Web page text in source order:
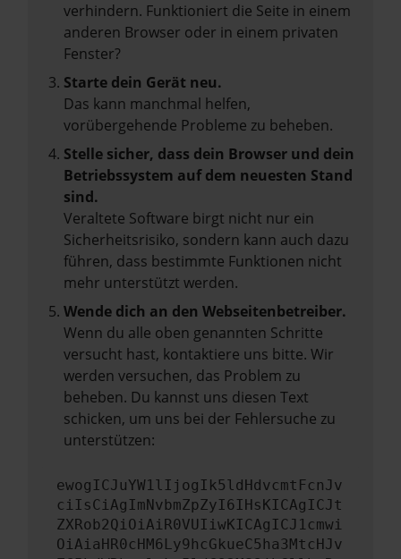
verhindern. Funktioniert die Seite in einem
anderen Browser oder in einem privaten
Fenster?
Starte dein Gerät neu.
Das kann manchmal helfen,
vorübergehende Probleme zu beheben.
Stelle sicher, dass dein Browser und dein
Betriebssystem auf dem neuesten Stand
sind.
Veraltete Software birgt nicht nur ein
Sicherheitsrisiko, sondern kann auch dazu
führen, dass bestimmte Funktionen nicht
mehr unterstützt werden.
Wende dich an den Webseitenbetreiber.
Wenn du alle oben genannten Schritte
versucht hast, kontaktiere uns bitte. Wir
werden versuchen, das Problem zu
beheben. Du kannst uns diesen Text
schicken, um uns bei der Fehlersuche zu
unterstützen:
ewogICJuYW1lIjogIk5ldHdvcmtFcnJv
ciIsCiAgImNvbmZpZyI6IHsKICAgICJt
ZXRob2QiOiAiR0VUIiwKICAgICJ1cmwi
OiAiaHR0cHM6Ly9hcGkueC5ha3MtcHJv